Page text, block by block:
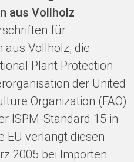
aus Vollholz
für
aus Vollholz, die
Plant Protection
der United
Organization (FAO)
ISPM-Standard 15 in
EU verlangt diesen
2005 bei Importen